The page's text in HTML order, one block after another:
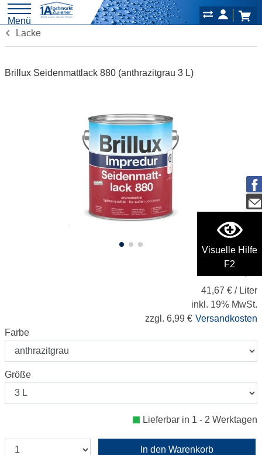
Visuelle Hilfe
F2
Menü
Lacke
Brillux Seidenmattlack 880 (anthrazitgrau 3 L)
41,67 € / Liter
inkl. 19% MwSt.
zzgl. 6,99 € Versandkosten
Farbe
Größe
Lieferbar in 1 - 2 Werktagen
In den Warenkorb